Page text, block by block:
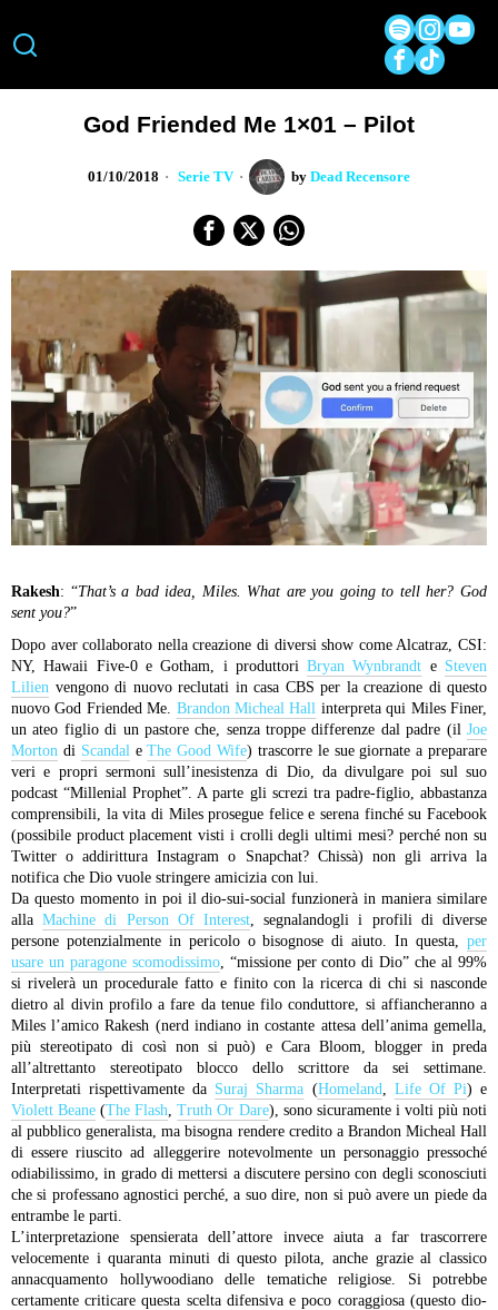
God Friended Me 1×01 – Pilot
01/10/2018 Serie TV by Dead Recensore
Rakesh: “That’s a bad idea, Miles. What are you going to tell her? God
sent you?”
Dopo aver collaborato nella creazione di diversi show come Alcatraz, CSI:
NY, Hawaii Five-0 e Gotham, i produttoriBryan Wynbrandt e Steven
Lilien vengono di nuovo reclutati in casa CBS per la creazione di questo
nuovo God Friended Me. Brandon Micheal Hall interpreta qui Miles Finer,
un ateo figlio di un pastore che, senza troppe differenze dal padre (il Joe
Morton di Scandal eThe Good Wife) trascorre le sue giornate a preparare
veri e propri sermoni sull’inesistenza di Dio, da divulgare poi sul suo
podcast “Millenial Prophet”. A parte gli screzi tra padre-figlio, abbastanza
comprensibili, la vita di Miles prosegue felice e serena finché su Facebook
(possibile product placement visti i crolli degli ultimi mesi? perché non su
Twitter o addirittura Instagram o Snapchat? Chissà) non gli arriva la
notifica che Dio vuole stringere amicizia con lui.
Da questo momento in poi il dio-sui-social funzionerà in maniera similare
allaMachine di Person Of Interest , segnalandogli i profili di diverse
persone potenzialmente in pericolo o bisognose di aiuto. In questa, per
usare un paragone scomodissimo, “missione per conto di Dio” che al 99%
si rivelerà un procedurale fatto e finito con la ricerca di chi si nasconde
dietro al divin profilo a fare da tenue filo conduttore, si affiancheranno a
Miles l’amico Rakesh (nerd indiano in costante attesa dell’anima gemella,
più stereotipato di così non si può) e Cara Bloom, blogger in preda
all’altrettanto stereotipato blocco dello scrittore da sei settimane.
Interpretati rispettivamente da Suraj Sharma (Homeland Life Of Pi) e
Violett Beane (The Flash ,Truth Or Dare), sono sicuramente i volti più noti
al pubblico generalista, ma bisogna rendere credito a Brandon Micheal Hall
di essere riuscito ad alleggerire notevolmente un personaggio pressoché
odiabilissimo, in grado di mettersi a discutere persino con degli sconosciuti
che si professano agnostici perché, a suo dire, non si può avere un piede da
entrambe le parti.
L’interpretazione spensierata dell’attore invece aiuta a far trascorrere
velocemente i quaranta minuti di questo pilota, anche grazie al classico
annacquamento hollywoodiano delle tematiche religiose. Si potrebbe
certamente criticare questa scelta difensiva e poco coraggiosa (questo dio-